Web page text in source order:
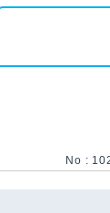
No :